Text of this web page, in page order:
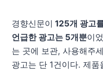
경향신문이 125개 광고
언급한 광고는 5개뿐이
는 곳에 보관, 사용해주
광고는 단 1건이다. 제